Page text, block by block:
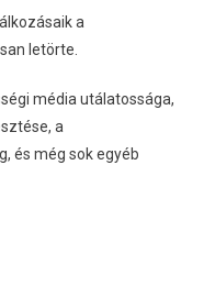
a
letörte.
média utálatossága,
a
és még sok egyéb